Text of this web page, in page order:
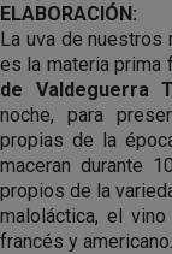
ELABORACIÓN:
La uva de nuestros
es la materia prima
de Valdeguerra
noche, para
propias de la
maceran durante
propios de la
maloláctica, el
francés y americano.